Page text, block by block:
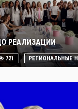
РЕАЛИЗАЦИИ
721 РЕГИОНАЛЬНЫЕ